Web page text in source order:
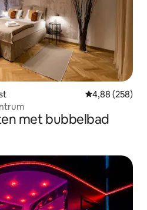
Gemiddelde
4,88 (258)
met bubbelbad